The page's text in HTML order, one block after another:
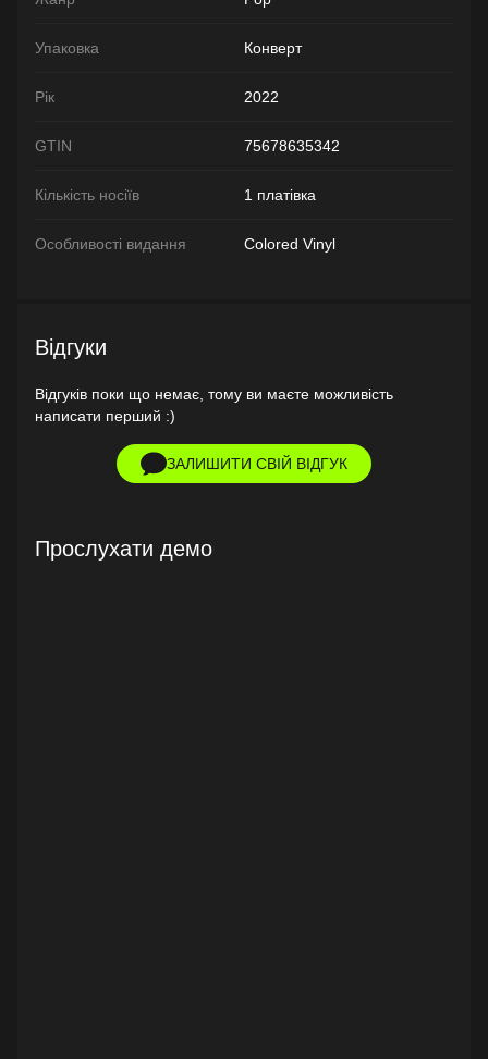
Упаковка Конверт
Рік 2022
GTIN 75678635342
Кількість носіїв 1 платівка
Особливості видання Colored Vinyl
Відгуки
Відгуків поки що немає, тому ви маєте можливість
написати перший :)
ЗАЛИШИТИ СВІЙ ВІДГУК
Прослухати демо